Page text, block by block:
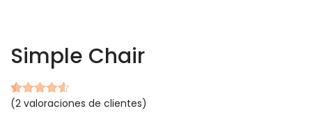
Simple Chair
Valorado
2
(2 valoraciones de clientes)